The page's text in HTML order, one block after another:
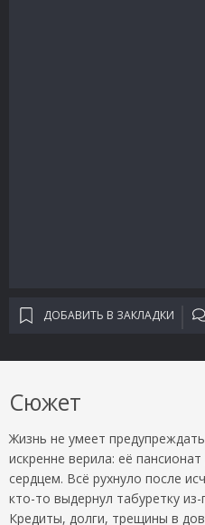
ДОБАВИТЬ В ЗАКЛАДКИ
Сюжет
Жизнь не умеет
искренне верила: её
сердцем. Всё рухнуло после
кто-то выдернул табуретку
Кредиты, долги, трещины в